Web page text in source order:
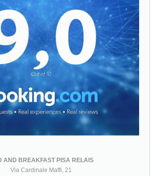
AND BREAKFAST PISA RELAIS
Via Cardinale Maffi, 21